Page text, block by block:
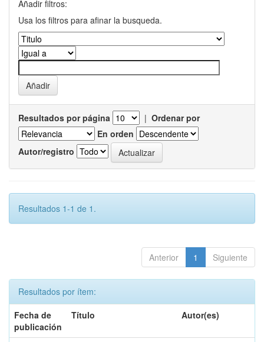
Añadir filtros:
Usa los filtros para afinar la busqueda.
Resultados por página | Ordenar por
En orden
Autor/registro
Resultados 1-1 de 1.
Anterior 1 Siguiente
Resultados por ítem:
Fecha de
publicación
Título Autor(es)